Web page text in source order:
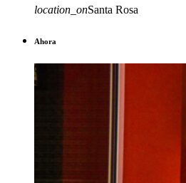
location_onSanta Rosa
Ahora